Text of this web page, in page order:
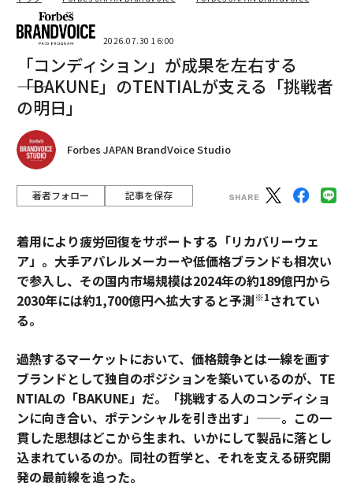
2026.07.30 16:00
「コンディション」が成果を左右する
――「BAKUNE」のTENTIALが支える「挑戦者
の明日」
Forbes JAPAN BrandVoice Studio
著者フォロー 記事を保存
着用により疲労回復をサポートする「リカバリーウェ
ア」。大手アパレルメーカーや低価格ブランドも相次い
で参入し、その国内市場規模は2024年の約189億円から
2030年には約1,700億円へ拡大すると予測※1されてい
る。
過熱するマーケットにおいて、価格競争とは一線を画す
ブランドとして独自のポジションを築いているのが、TE
NTIALの「BAKUNE」だ。「挑戦する人のコンディショ
ンに向き合い、ポテンシャルを引き出す」——。この一
貫した思想はどこから生まれ、いかにして製品に落とし
込まれているのか。同社の哲学と、それを支える研究開
発の最前線を追った。